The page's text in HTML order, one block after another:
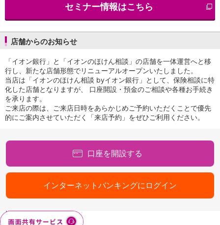
支払・入金・サービス
口座振替サービス
自動入金サービス
WEB即時決済サービス
スマホ決済アプリ
公営競技
サービス
Myステージ
相続・税務のご相談
電子マネーWAON
インボイス
手数料
金利
キャンペーン
店舗・ATM
店舗
北海道・東北
セミナー情報はこちら
店舗からのお知らせ
「イオン銀行」と「イオンのほけん相談」の店舗を一体運営へと移
行し、新たな店舗形態でリニューアルオープンいたしました。
当店は「イオンのほけん相談 byイオン銀行」として、保険相談に特
化した店舗となりますが、 口座開設・預金のご相談や各種お手続き
を承ります。
ご来店の際は、ご来店日時をあらかじめご予約いただくことで優先
的にご案内させていただく「来店予約」をぜひご利用ください。
口座を開設する
インターネットバンキングにログイン